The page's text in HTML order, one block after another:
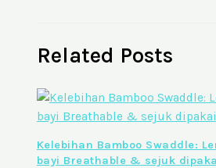
Related Posts
Kelebihan Bamboo Swaddle:
bayi Breathable & sejuk